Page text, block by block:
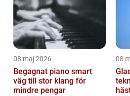
08 maj 2026
Begagnat piano smart
väg till stor klang för
mindre pengar
08